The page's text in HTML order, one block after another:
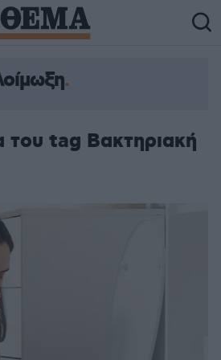
tag Βακτηριακή